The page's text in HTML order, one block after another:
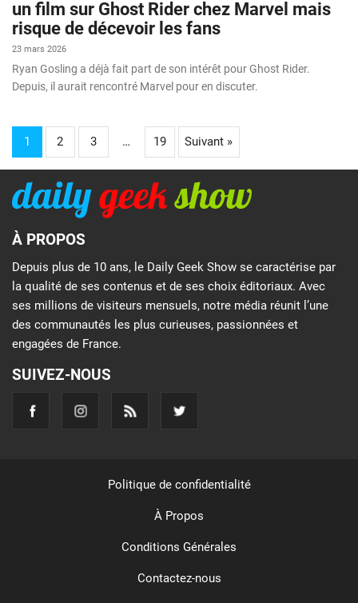
un film sur Ghost Rider chez Marvel mais
risque de décevoir les fans
23 mars 2026
Ryan Gosling a déjà fait part de son intérêt pour Ghost Rider.
Depuis, il aurait rencontré Marvel pour en discuter.
1 2 3 … 19 Suivant »
À PROPOS
Depuis plus de 10 ans, le Daily Geek Show se caractérise par
la qualité de ses contenus et de ses choix éditoriaux. Avec
ses millions de visiteurs mensuels, notre média réunit l’une
des communautés les plus curieuses, passionnées et
engagées de France.
SUIVEZ-NOUS
Politique de confidentialité
À Propos
Conditions Générales
Contactez-nous